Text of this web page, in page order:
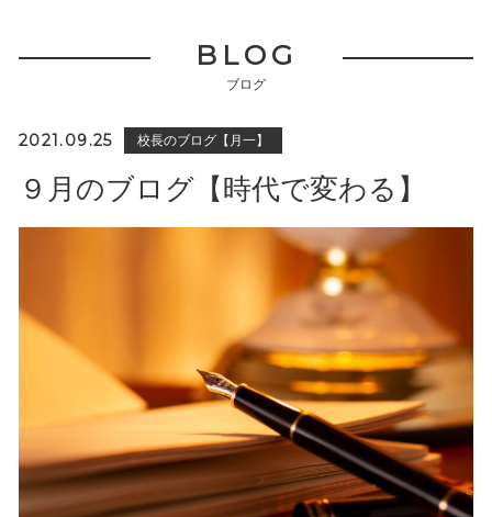
BLOG
ブログ
2021.09.25 校長のブログ【月一】
９月のブログ【時代で変わる】